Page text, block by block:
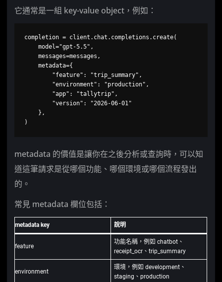
它通常是一組 key-value object，例如：
completion = client.chat.completions.create(
)
metadata 的價值是讓你在之後分析或查詢時，可以知
道這筆請求是從哪個功能、哪個環境或哪個流程發出
的。
常見 metadata 欄位包括：
metadata key 說明
feature
功能名稱，例如 chatbot、
receipt_ocr、trip_summary
environment
環境，例如 development、
staging、production